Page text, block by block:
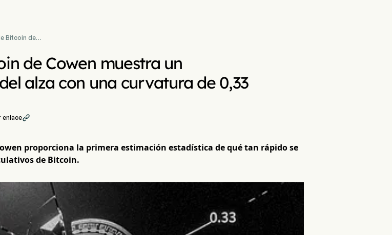
Bitcoin de
de 0,33
de Cowen muestra un
alza con una curvatura de 0,33
enlace
proporciona la primera estimación estadística de qué tan rápido se
de Bitcoin.